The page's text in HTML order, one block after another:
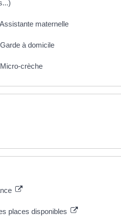
maternelle
à domicile
crèche
places disponibles